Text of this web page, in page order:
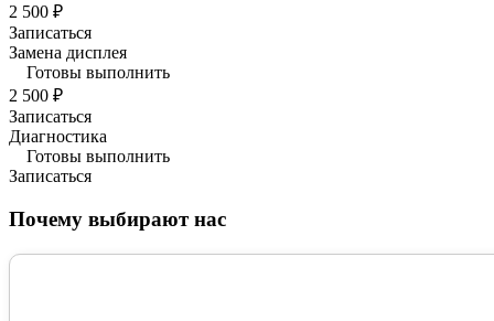
2 500 ₽
Записаться
Замена дисплея
Готовы выполнить
2 500 ₽
Записаться
Диагностика
Готовы выполнить
Записаться
Почему выбирают нас